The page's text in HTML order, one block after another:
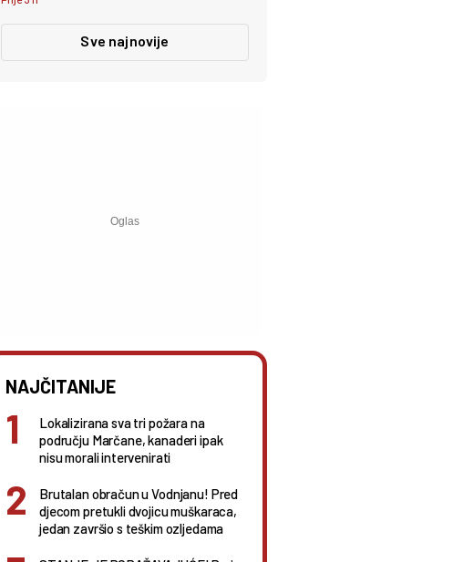
Sve najnovije
NAJČITANIJE
Lokalizirana sva tri požara na
području Marčane, kanaderi ipak
nisu morali intervenirati
Brutalan obračun u Vodnjanu! Pred
djecom pretukli dvojicu muškaraca,
jedan završio s teškim ozljedama